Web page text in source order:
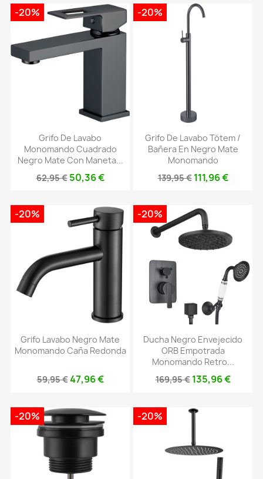
Grifo De Lavabo
Monomando Cuadrado
Negro Mate Con Maneta...
62,95 € 50,36 €
-20%
Grifo De Lavabo Tótem /
Bañera En Negro Mate
Monomando
139,95 € 111,96 €
-20%
Grifo Lavabo Negro Mate
Monomando Caña Redonda
59,95 €47,96 €
-20%
Ducha Negro Envejecido
ORB Empotrada
Monomando Retro...
169,95 € 135,96 €
-20%
-20% -20%